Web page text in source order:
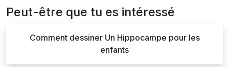
Peut-être que tu es intéressé
Comment dessiner Un Hippocampe pour les
enfants